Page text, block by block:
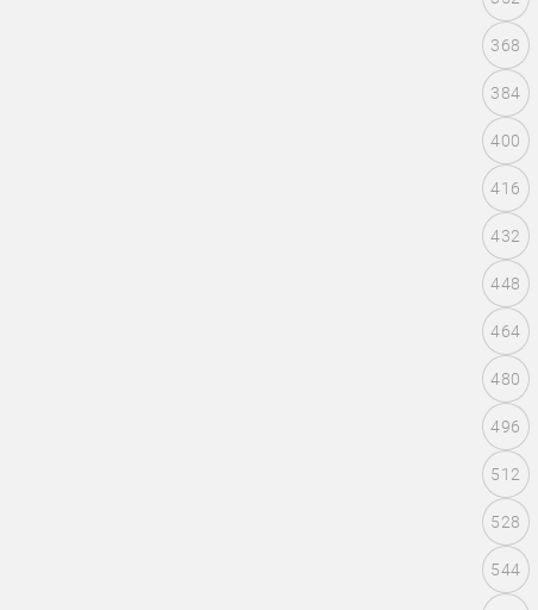
368
384
400
416
432
448
464
480
496
512
528
544